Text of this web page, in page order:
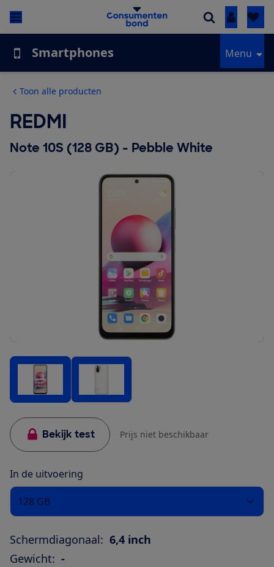
Inloggen
Smartphones Menu
Toon alle producten
REDMI
Note 10S (128 GB) - Pebble White
Bekijk test Prijs niet beschikbaar
In de uitvoering
128 GB
Schermdiagonaal: 6,4 inch
Gewicht: -